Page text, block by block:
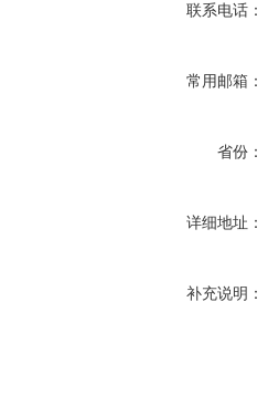
联系电话：
常用邮箱：
省份：
详细地址：
补充说明：